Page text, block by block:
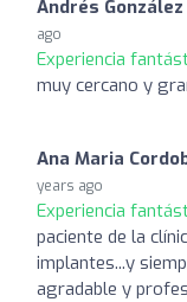
Andrés
ago
Experiencia
muy cercano y
Ana Maria
years ago
Experiencia
paciente de la
implantes...y
agradable y